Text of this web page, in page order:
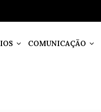
COMUNICAÇÃO